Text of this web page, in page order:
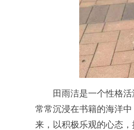
田雨洁是一个性格活
常常沉浸在书籍的海洋
来，以积极乐观的心态